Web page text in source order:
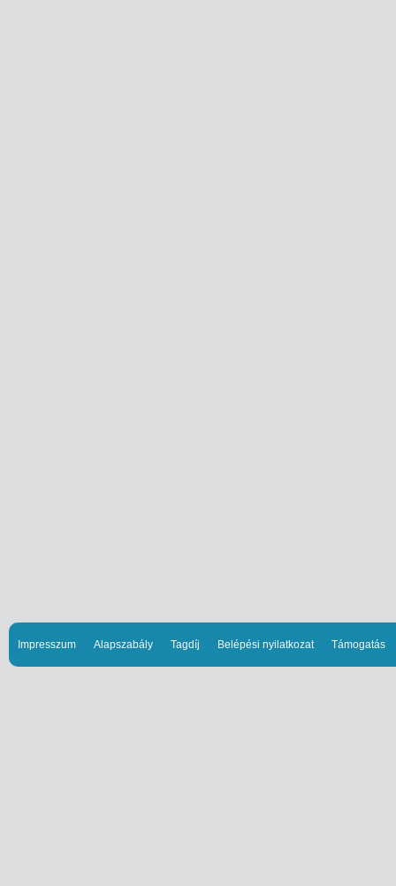
Impresszum Alapszabály Tagdíj Belépési nyilatkozat Támogatás